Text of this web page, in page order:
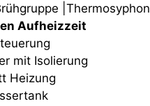
|Thermosyphon
Aufheizzeit
mit Isolierung
Heizung